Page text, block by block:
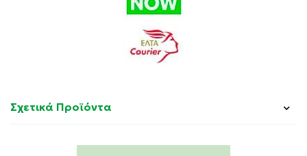
Σχετικά Προϊόντα